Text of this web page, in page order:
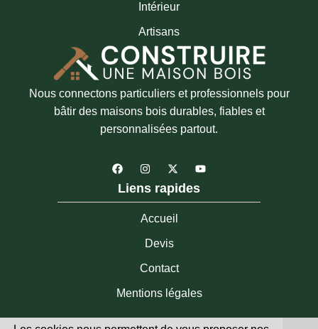
Intérieur
Artisans
Nous connectons particuliers et professionnels pour
bâtir des maisons bois durables, fiables et
personnalisées partout.
F
a
c
e
b
I
n
s
t
a
g
r
a
m
X
-
t
w
i
t
t
r
Y
o
t
u
Liens rapides
Accueil
Devis
Contact
Mentions légales